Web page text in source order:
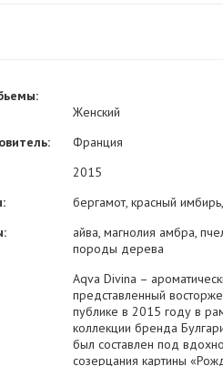
Женский
Франция
2015
бергамот, красный
айва, магнолия амбра,
породы дерева
Aqva Divina –
представленный
публике в 2015 году в
коллекции бренда
был составлен под
созерцания картины